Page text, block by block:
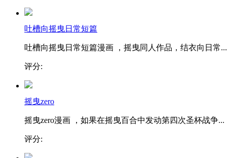
吐槽向摇曳日常短篇
吐槽向摇曳日常短篇漫画 ，摇曳同人作品，结衣向日常...
评分:
摇曳zero
摇曳zero漫画 ，如果在摇曳百合中发动第四次圣杯战争...
评分: